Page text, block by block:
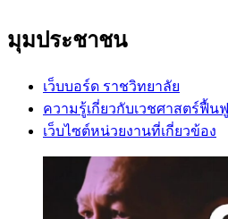
มุมประชาชน
เว็บบอร์ด ราชวิทยาลัย
ความรู้เกี่ยวกับเวชศาสตร์ฟื้นฟู
เว็บไซต์หน่วยงานที่เกี่ยวข้อง